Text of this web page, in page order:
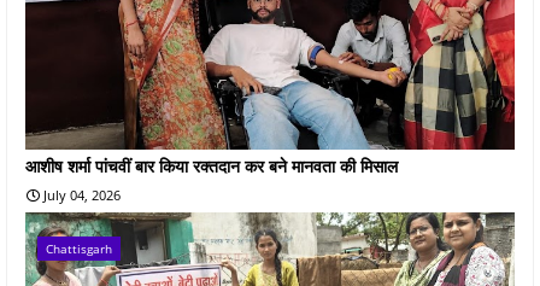
आशीष शर्मा पांचवीं बार किया रक्तदान कर बने मानवता की मिसाल
July 04, 2026
Chattisgarh